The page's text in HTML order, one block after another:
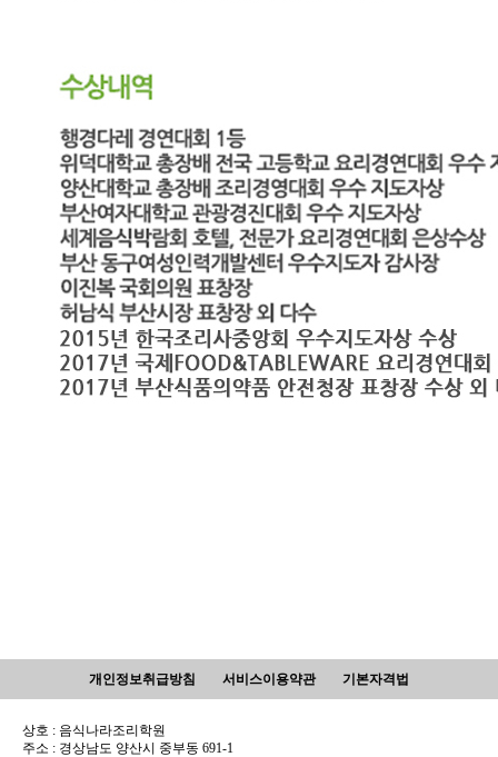
개인정보취급방침 서비스이용약관 기본자격법
상호 : 음식나라조리학원
주소 : 경상남도 양산시 중부동 691-1